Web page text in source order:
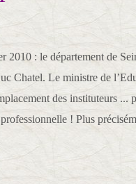
2010 : le département de
Chatel. Le ministre de
des instituteurs ...
! Plus